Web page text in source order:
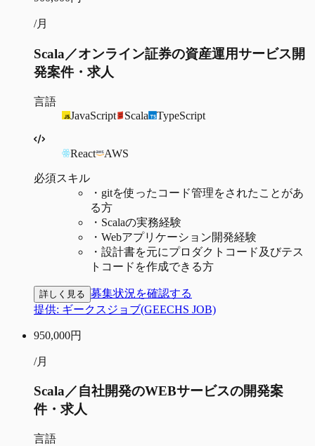
/月
Scala／オンライン証券の資産運用サービス開
発案件・求人
言語
JavaScript
Scala TypeScript
React AWS
必須スキル
・ gitを使ったコード管理をされたことがあ
る方
・ Scalaの実務経験
・ Webアプリケーション開発経験
・ 設計書を元にプロダクトコード及びテス
トコードを作成できる方
詳しく見る 募集状況を確認する
提供: ギークスジョブ(GEECHS JOB)
950,000円
/月
Scala／自社開発のWEBサービスの開発案
件・求人
言語